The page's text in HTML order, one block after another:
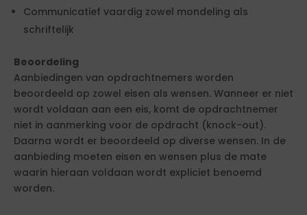
Communicatief vaardig zowel mondeling als
schriftelijk
Beoordeling
Aanbiedingen van opdrachtnemers worden
beoordeeld op zowel eisen als wensen. Wanneer er niet
wordt voldaan aan een eis, komt de opdrachtnemer
niet in aanmerking voor de opdracht (knock-out).
Daarna wordt er beoordeeld op diverse wensen. In de
aanbieding moeten eisen en wensen plus de mate
waarin hieraan voldaan wordt expliciet benoemd
worden.